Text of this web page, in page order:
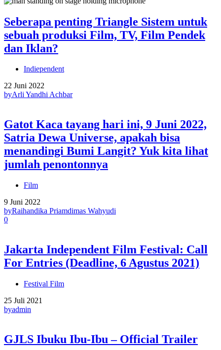
Seberapa penting Triangle Sistem untuk
sebuah produksi Film, TV, Film Pendek
dan Iklan?
Indiependent
22 Juni 2022
byArli Yandhi Achbar
Gatot Kaca tayang hari ini, 9 Juni 2022,
Satria Dewa Universe, apakah bisa
menandingi Bumi Langit? Yuk kita lihat
jumlah penontonnya
Film
9 Juni 2022
byRaihandika Priamdimas Wahyudi
0
Jakarta Independent Film Festival: Call
For Entries (Deadline, 6 Agustus 2021)
Festival Film
25 Juli 2021
byadmin
GJLS Ibuku Ibu-Ibu – Official Trailer